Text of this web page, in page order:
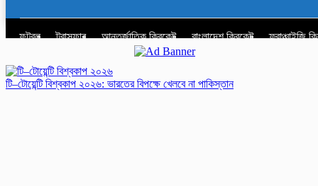
ফুটবল ট্রান্সফার আন্তর্জাতিক ক্রিকেট বাংলাদেশ ক্রিকেট ফ্রাঞ্চাইজি
টি–টোয়েন্টি বিশ্বকাপ ২০২৬: ভারতের বিপক্ষে খেলবে না পাকিস্তান